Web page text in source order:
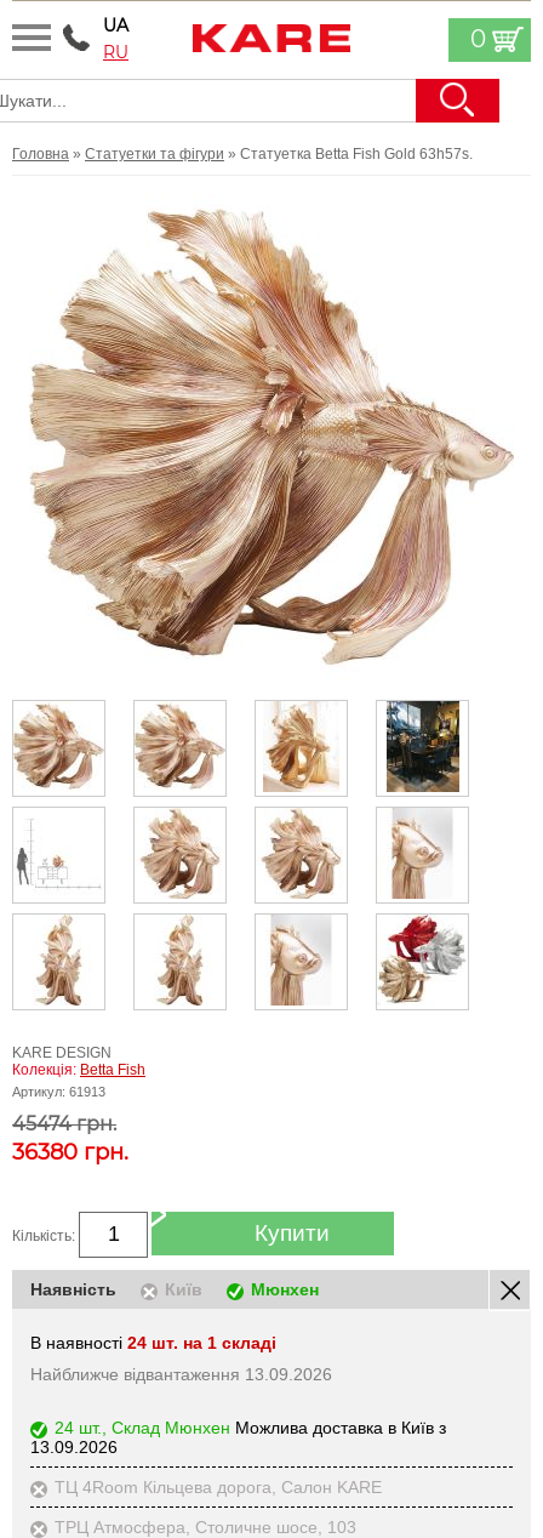
UA
RU
0
Головна » Статуетки та фігури » Статуетка Betta Fish Gold 63h57s.
KARE DESIGN
Колекція: Betta Fish
Артикул: 61913
45474 грн.
36380 грн.
Кількість: Купити
Наявність Київ Мюнхен
В наявності 24 шт. на 1 складі
Найближче відвантаження 13.09.2026
24 шт., Склад Мюнхен Можлива доставка в Київ з
13.09.2026
ТЦ 4Room Кільцева дорога, Салон KARE
ТРЦ Атмосфера, Столичне шосе, 103